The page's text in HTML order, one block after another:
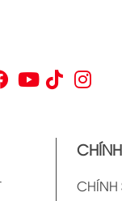
khả năng xử lý và
CHÍNH